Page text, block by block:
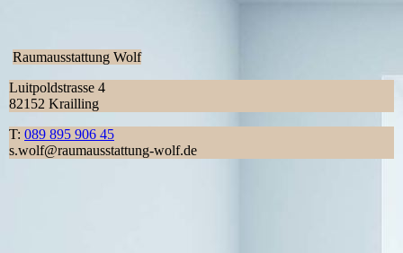
Raumausstattung Wolf
Luitpoldstrasse 4
82152 Krailling
T: 089 895 906 45
s.wolf@raumausstattung-wolf.de